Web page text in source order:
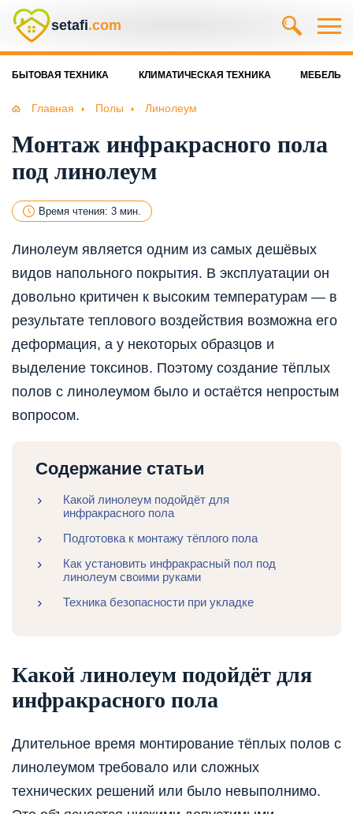
setafi.com
БЫТОВАЯ ТЕХНИКА КЛИМАТИЧЕСКАЯ ТЕХНИКА МЕБЕЛЬ
Главная Полы Линолеум
Монтаж инфракрасного пола
под линолеум
Время чтения: 3 мин.
Линолеум является одним из самых дешёвых
видов напольного покрытия. В эксплуатации он
довольно критичен к высоким температурам — в
результате теплового воздействия возможна его
деформация, а у некоторых образцов и
выделение токсинов. Поэтому создание тёплых
полов с линолеумом было и остаётся непростым
вопросом.
Содержание статьи
Какой линолеум подойдёт для
инфракрасного пола
Подготовка к монтажу тёплого пола
Как установить инфракрасный пол под
линолеум своими руками
Техника безопасности при укладке
Какой линолеум подойдёт для
инфракрасного пола
Длительное время монтирование тёплых полов с
линолеумом требовало или сложных
технических решений или было невыполнимо.